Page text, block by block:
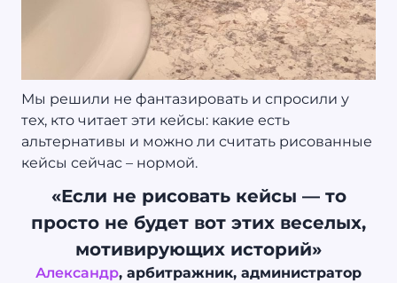
Мы решили не фантазировать и спросили у
тех, кто читает эти кейсы: какие есть
альтернативы и можно ли считать рисованные
кейсы сейчас – нормой.
«Если не рисовать кейсы — то
просто не будет вот этих веселых,
мотивирующих историй»
Александр, арбитражник, администратор